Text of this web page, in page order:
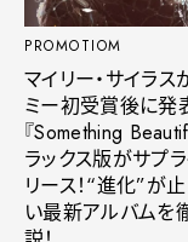
PROMOTIOM
マイリー・サイラス
ミー初受賞後に発
『Something
ラックス版がサプラ
リース！“進化”が
い最新アルバムを